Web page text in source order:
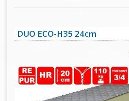
DUO ECO-H35 24cm